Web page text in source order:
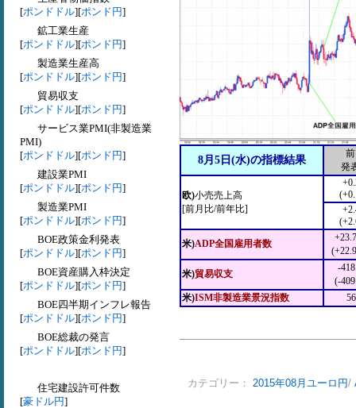
[ポンドドル][ポンド円]
鉱工業生産
[ポンドドル][ポンド円]
製造業生産高
[ポンドドル][ポンド円]
貿易収支
[ポンドドル][ポンド円]
サービス業PMI(非製造業
PMI)
[ポンドドル][ポンド円]
建設業PMI
[ポンドドル][ポンド円]
製造業PMI
[ポンドドル][ポンド円]
BOE政策金利発表
[ポンドドル][ポンド円]
BOE資産購入枠決定
[ポンドドル][ポンド円]
BOE四半期インフレ報告
[ポンドドル][ポンド円]
BOE総裁の発言
[ポンドドル][ポンド円]
住宅建設許可件数
[豪ドル円]
8月5日(水)の指標結果
発
欧)小売売上高
[前月比/前年比]
米)ADP全国雇用者数
米)貿易収支
-
(-
米)ISM非製造業景況指数
カテゴリー： 2015年08月ユーロ円/